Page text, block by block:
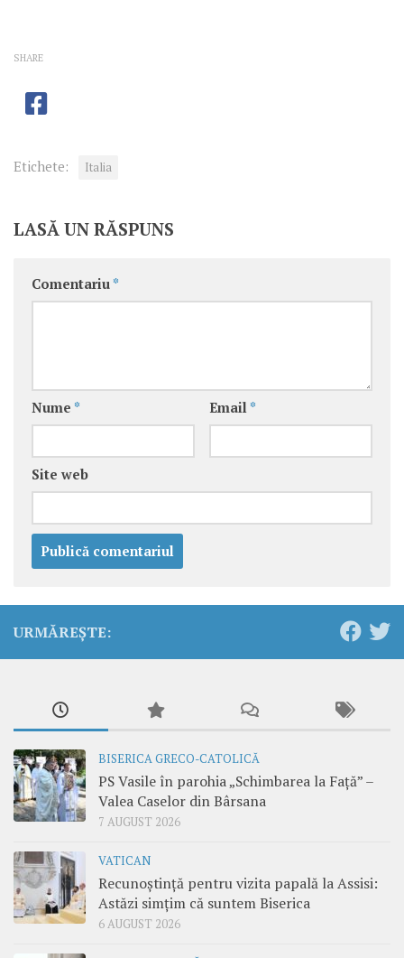
SHARE
Etichete: Italia
LASĂ UN RĂSPUNS
Comentariu *
Nume * Email *
Site web
URMĂREȘTE:
BISERICA GRECO-CATOLICĂ
PS Vasile în parohia „Schimbarea la Față” –
Valea Caselor din Bârsana
7 AUGUST 2026
VATICAN
Recunoștință pentru vizita papală la Assisi:
Astăzi simțim că suntem Biserica
6 AUGUST 2026